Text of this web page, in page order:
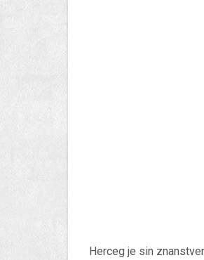
Herceg je sin